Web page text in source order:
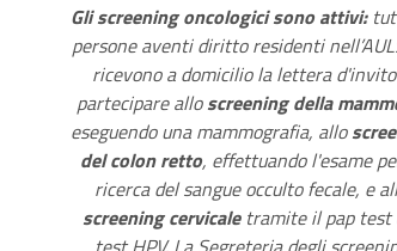
Gli screening oncologici sono attivi:
persone aventi diritto residenti
ricevono a domicilio la lettera
partecipare alloscreening della
eseguendo una mammografia, allo
del colon retto, effettuando l'esame
ricerca del sangue occulto fecale, e
screening cervicaletramite il pap test